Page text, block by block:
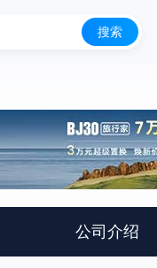
搜索
公司介绍